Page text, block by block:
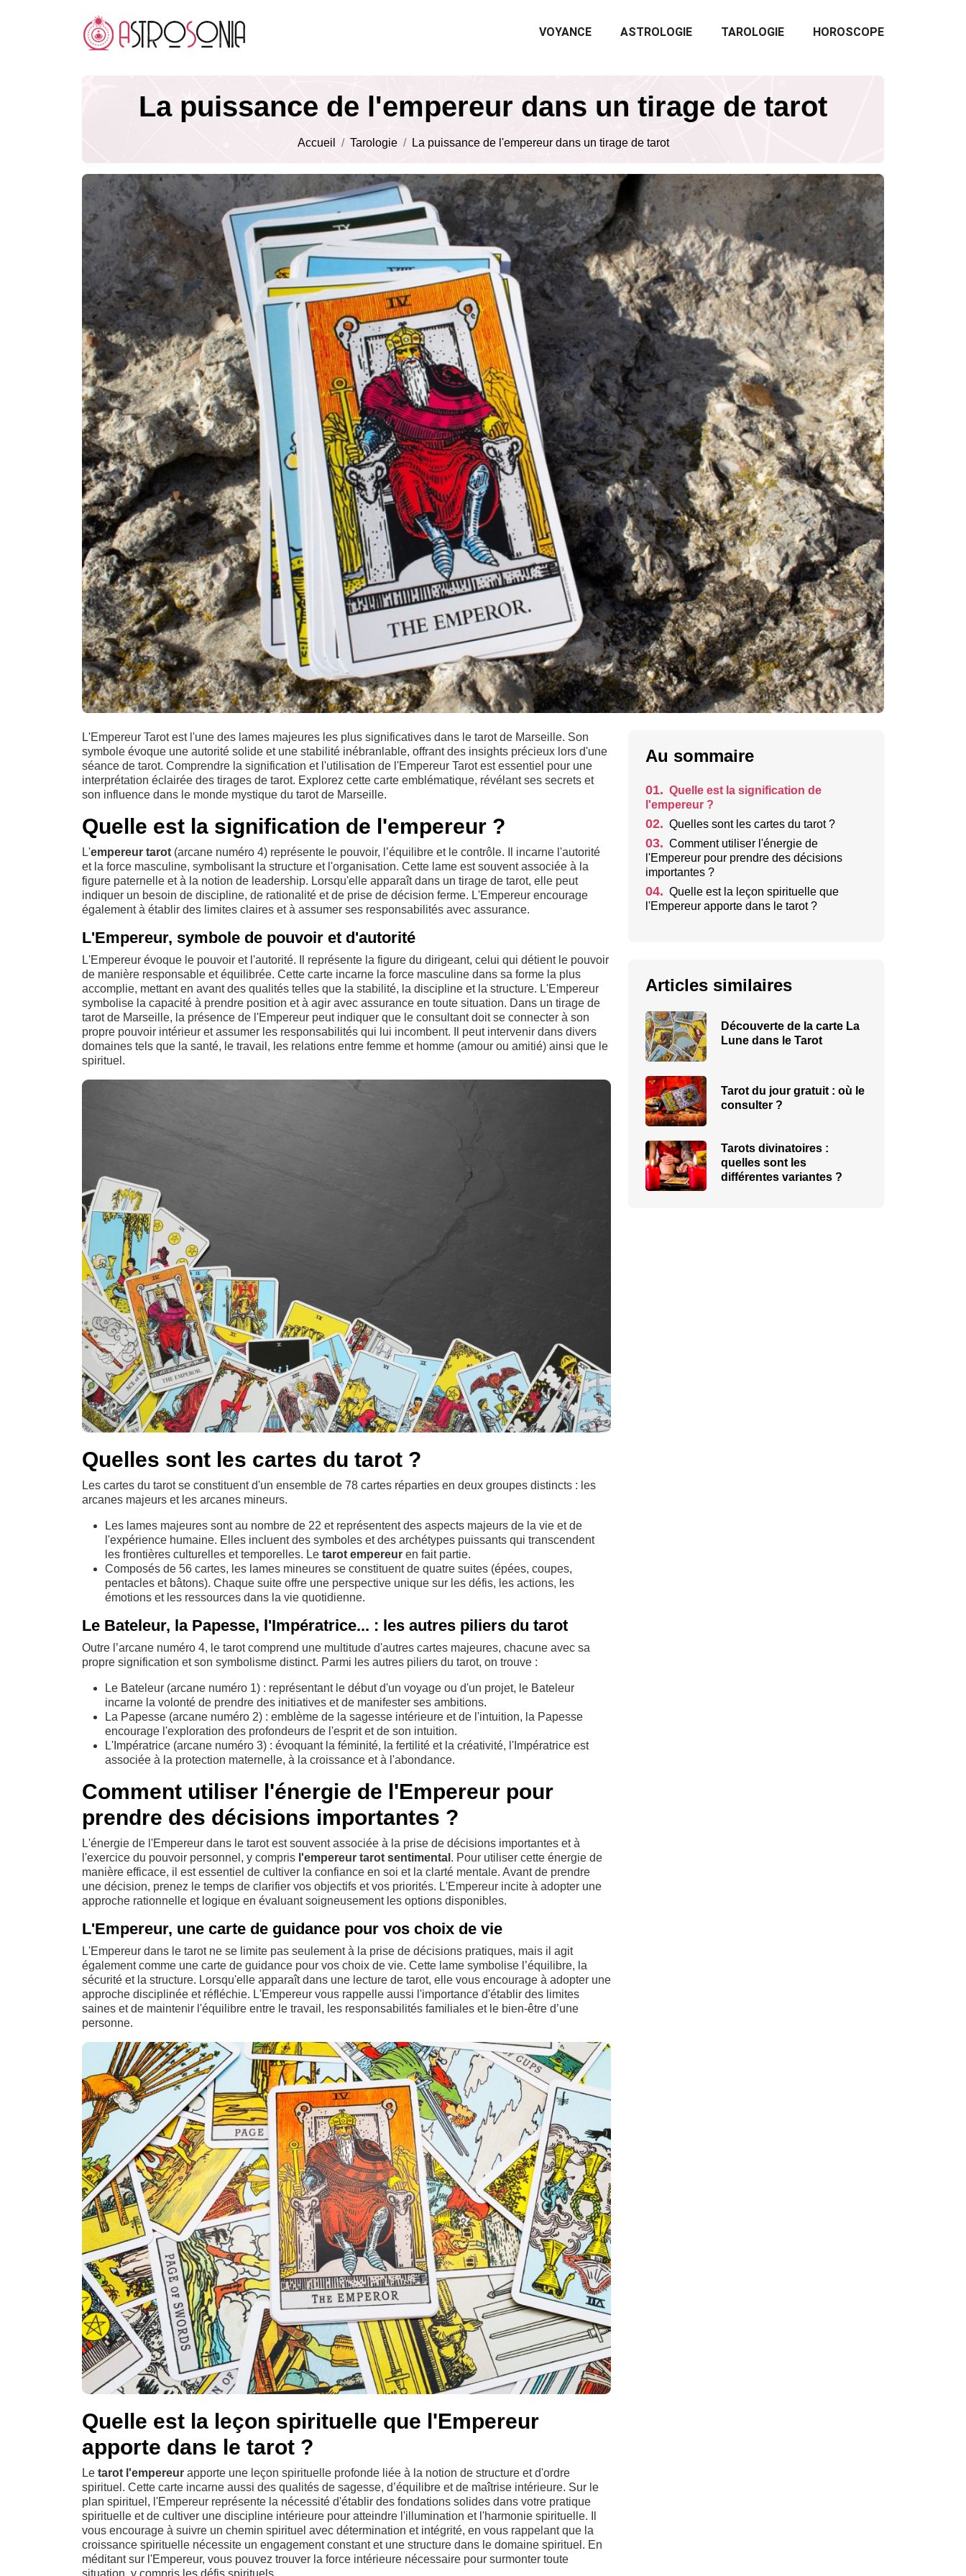
VOYANCE ASTROLOGIE TAROLOGIE HOROSCOPE
La puissance de l'empereur dans un tirage de tarot
Accueil Tarologie La puissance de l'empereur dans un tirage de tarot
L'Empereur Tarot est l'une des lames majeures les plus significatives dans le tarot de Marseille. Son
symbole évoque une autorité solide et une stabilité inébranlable, offrant des insights précieux lors d'une
séance de tarot. Comprendre la signification et l'utilisation de l'Empereur Tarot est essentiel pour une
interprétation éclairée des tirages de tarot. Explorez cette carte emblématique, révélant ses secrets et
son influence dans le monde mystique du tarot de Marseille.
Quelle est la signification de l'empereur ?
L'empereur tarot (arcane numéro 4) représente le pouvoir, l’équilibre et le contrôle. Il incarne l'autorité
et la force masculine, symbolisant la structure et l'organisation. Cette lame est souvent associée à la
figure paternelle et à la notion de leadership. Lorsqu'elle apparaît dans un tirage de tarot, elle peut
indiquer un besoin de discipline, de rationalité et de prise de décision ferme. L'Empereur encourage
également à établir des limites claires et à assumer ses responsabilités avec assurance.
L'Empereur, symbole de pouvoir et d'autorité
L'Empereur évoque le pouvoir et l'autorité. Il représente la figure du dirigeant, celui qui détient le pouvoir
de manière responsable et équilibrée. Cette carte incarne la force masculine dans sa forme la plus
accomplie, mettant en avant des qualités telles que la stabilité, la discipline et la structure. L'Empereur
symbolise la capacité à prendre position et à agir avec assurance en toute situation. Dans un tirage de
tarot de Marseille, la présence de l'Empereur peut indiquer que le consultant doit se connecter à son
propre pouvoir intérieur et assumer les responsabilités qui lui incombent. Il peut intervenir dans divers
domaines tels que la santé, le travail, les relations entre femme et homme (amour ou amitié) ainsi que le
spirituel.
Quelles sont les cartes du tarot ?
Les cartes du tarot se constituent d'un ensemble de 78 cartes réparties en deux groupes distincts : les
arcanes majeurs et les arcanes mineurs.
Les lames majeures sont au nombre de 22 et représentent des aspects majeurs de la vie et de
l'expérience humaine. Elles incluent des symboles et des archétypes puissants qui transcendent
les frontières culturelles et temporelles. Le tarot empereur en fait partie.
Composés de 56 cartes, les lames mineures se constituent de quatre suites (épées, coupes,
pentacles et bâtons). Chaque suite offre une perspective unique sur les défis, les actions, les
émotions et les ressources dans la vie quotidienne.
Le Bateleur, la Papesse, l'Impératrice... : les autres piliers du tarot
Outre l’arcane numéro 4, le tarot comprend une multitude d'autres cartes majeures, chacune avec sa
propre signification et son symbolisme distinct. Parmi les autres piliers du tarot, on trouve :
Le Bateleur (arcane numéro 1) : représentant le début d'un voyage ou d'un projet, le Bateleur
incarne la volonté de prendre des initiatives et de manifester ses ambitions.
La Papesse (arcane numéro 2) : emblème de la sagesse intérieure et de l'intuition, la Papesse
encourage l'exploration des profondeurs de l'esprit et de son intuition.
L'Impératrice (arcane numéro 3) : évoquant la féminité, la fertilité et la créativité, l'Impératrice est
associée à la protection maternelle, à la croissance et à l'abondance.
Comment utiliser l'énergie de l'Empereur pour
prendre des décisions importantes ?
L'énergie de l'Empereur dans le tarot est souvent associée à la prise de décisions importantes et à
l'exercice du pouvoir personnel, y compris l'empereur tarot sentimental . Pour utiliser cette énergie de
manière efficace, il est essentiel de cultiver la confiance en soi et la clarté mentale. Avant de prendre
une décision, prenez le temps de clarifier vos objectifs et vos priorités. L'Empereur incite à adopter une
approche rationnelle et logique en évaluant soigneusement les options disponibles.
L'Empereur, une carte de guidance pour vos choix de vie
L'Empereur dans le tarot ne se limite pas seulement à la prise de décisions pratiques, mais il agit
également comme une carte de guidance pour vos choix de vie. Cette lame symbolise l’équilibre, la
sécurité et la structure. Lorsqu'elle apparaît dans une lecture de tarot, elle vous encourage à adopter une
approche disciplinée et réfléchie. L'Empereur vous rappelle aussi l'importance d'établir des limites
saines et de maintenir l'équilibre entre le travail, les responsabilités familiales et le bien-être d’une
personne.
Quelle est la leçon spirituelle que l'Empereur
apporte dans le tarot ?
Le tarot l'empereur apporte une leçon spirituelle profonde liée à la notion de structure et d'ordre
spirituel. Cette carte incarne aussi des qualités de sagesse, d’équilibre et de maîtrise intérieure. Sur le
plan spirituel, l'Empereur représente la nécessité d'établir des fondations solides dans votre pratique
spirituelle et de cultiver une discipline intérieure pour atteindre l'illumination et l'harmonie spirituelle. Il
vous encourage à suivre un chemin spirituel avec détermination et intégrité, en vous rappelant que la
croissance spirituelle nécessite un engagement constant et une structure dans le domaine spirituel. En
méditant sur l'Empereur, vous pouvez trouver la force intérieure nécessaire pour surmonter toute
Au sommaire
01. Quelle est la signification de
l'empereur ?
02. Quelles sont les cartes du tarot ?
03. Comment utiliser l'énergie de
l'Empereur pour prendre des décisions
importantes ?
04. Quelle est la leçon spirituelle que
l'Empereur apporte dans le tarot ?
Articles similaires
Découverte de la carte La
Lune dans le Tarot
Tarot du jour gratuit : où le
consulter ?
Tarots divinatoires :
quelles sont les
différentes variantes ?